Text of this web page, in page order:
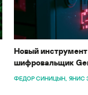
Новый
шифровальщик
ФЕДОР СИНИЦЫН ЯНИС